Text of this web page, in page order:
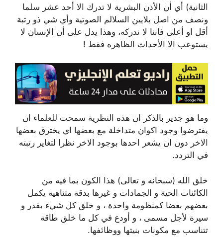
الثانية) أي أن الأذن البشرية لا تدرك الا أحد عشر سلما
ونصف من اصل بلايين السلالم الصوتية وأي شي ذو رتبة
أقل او أعلى فاننا لا ندركه، وهذا يدل على أن الإنسان لا
يستوعب الا الأحداث الظاهره فقط !
وما هو جدير بالذكر ان هذه النظرية سمحت للعلماء ان
يفترضوا وجود اكوان متداخلة مع بعضها اي يخترق بعضها
الاخر دون ان يشعر احدها بوجود الاخر نظرا لتغاير رتبته
في التردد.
خلق الله (سبحانه و تعالى) هذا الكون بما فيه من
الكائنات الحية و الجمادات و غيرها بدقة متناهية يكمل
بعضهم بعضا كمنظومة واحدة ، و خلق كل شيء بقدر و
سيرة لأجل مسمى ، و أودع في كل ما خلق طاقة
تتناسب مع مكونات بنيتها ووظائفها.